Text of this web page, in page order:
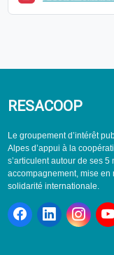
RESACOOP
Le groupement d’intérêt
Alpes d’appui à la
s’articulent autour de ses
accompagnement, mise en
solidarité internationale.